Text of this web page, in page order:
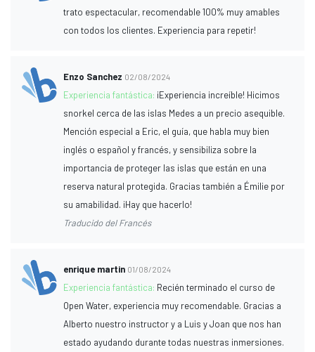
trato espectacular, recomendable 100% muy amables
con todos los clientes. Experiencia para repetir!
Enzo Sanchez 02/08/2024
Experiencia fantástica: ¡Experiencia increíble! Hicimos
snorkel cerca de las islas Medes a un precio asequible.
Mención especial a Eric, el guía, que habla muy bien
inglés o español y francés, y sensibiliza sobre la
importancia de proteger las islas que están en una
reserva natural protegida. Gracias también a Émilie por
su amabilidad. ¡Hay que hacerlo!
Traducido del Francés
enrique martin 01/08/2024
Experiencia fantástica: Recién terminado el curso de
Open Water, experiencia muy recomendable. Gracias a
Alberto nuestro instructor y a Luis y Joan que nos han
estado ayudando durante todas nuestras inmersiones.